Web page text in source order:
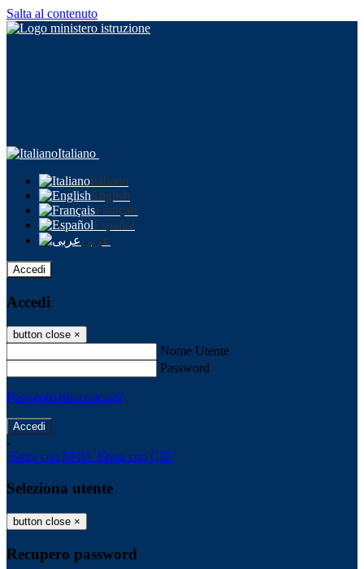
Salta al contenuto
Italiano
Italiano
English
Français
Español
عربى
Accedi
Accedi
button close ×
Nome Utente
Password
Password dimenticata?
-
Entra con SPID Entra con CIE
Seleziona utente
button close ×
Recupero password